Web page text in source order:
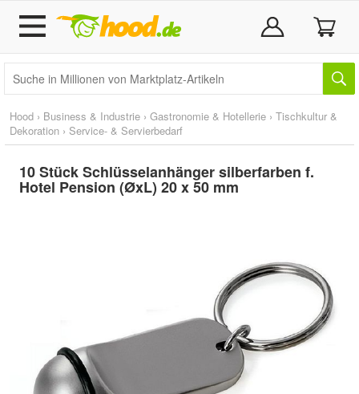
Hood › Business & Industrie › Gastronomie & Hotellerie › Tischkultur &
Dekoration › Service- & Servierbedarf
10 Stück Schlüsselanhänger silberfarben f.
Hotel Pension (ØxL) 20 x 50 mm